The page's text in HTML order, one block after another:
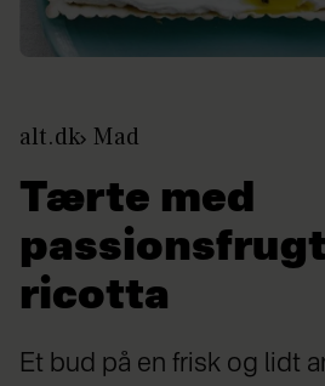
alt.dk Mad
Tærte med
ricotta
Et bud på en frisk og lidt